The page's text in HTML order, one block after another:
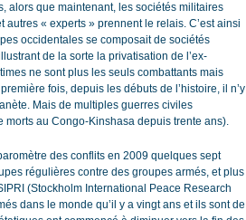
alors que maintenant, les sociétés militaires
« experts » prennent le relais. C’est ainsi
occidentales se composait de sociétés
de la sorte la privatisation de l’ex-
ne sont plus les seuls combattants mais
fois, depuis les débuts de l’histoire, il n’y
Mais de multiples guerres civiles
morts au Congo-Kinshasa depuis trente ans).
des conflits en 2009 quelques sept
régulières contre des groupes armés, et plus
(Stockholm International Peace Research
dans le monde qu’il y a vingt ans et ils sont de